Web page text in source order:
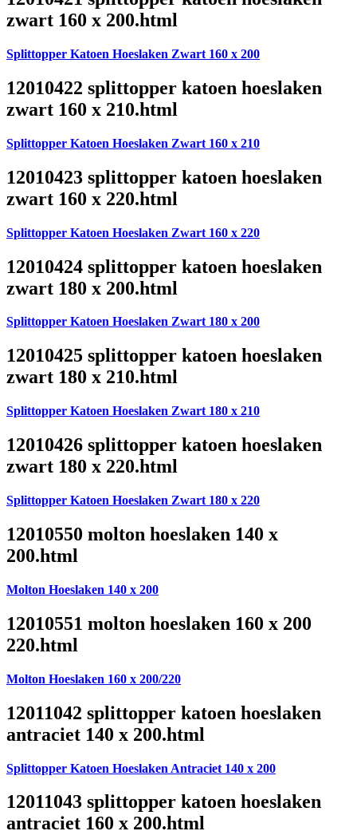
zwart 160 x 200.html
Splittopper Katoen Hoeslaken Zwart 160 x 200
12010422 splittopper katoen hoeslaken
zwart 160 x 210.html
Splittopper Katoen Hoeslaken Zwart 160 x 210
12010423 splittopper katoen hoeslaken
zwart 160 x 220.html
Splittopper Katoen Hoeslaken Zwart 160 x 220
12010424 splittopper katoen hoeslaken
zwart 180 x 200.html
Splittopper Katoen Hoeslaken Zwart 180 x 200
12010425 splittopper katoen hoeslaken
zwart 180 x 210.html
Splittopper Katoen Hoeslaken Zwart 180 x 210
12010426 splittopper katoen hoeslaken
zwart 180 x 220.html
Splittopper Katoen Hoeslaken Zwart 180 x 220
12010550 molton hoeslaken 140 x
200.html
Molton Hoeslaken 140 x 200
12010551 molton hoeslaken 160 x 200
220.html
Molton Hoeslaken 160 x 200/220
12011042 splittopper katoen hoeslaken
antraciet 140 x 200.html
Splittopper Katoen Hoeslaken Antraciet 140 x 200
12011043 splittopper katoen hoeslaken
antraciet 160 x 200.html